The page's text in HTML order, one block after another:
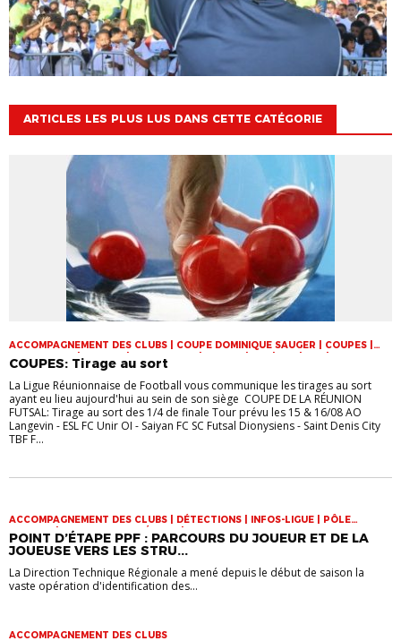
ARTICLES LES PLUS LUS DANS CETTE CATÉGORIE
ACCOMPAGNEMENT DES CLUBS | COUPE DOMINIQUE SAUGER | COUPES |
FOOT LOISIR | FUTSAL | INFOS-LIGUE | JEUNES | U14 | U15 | U17 | VIE DES
CLUBS
COUPES: Tirage au sort
La Ligue Réunionnaise de Football vous communique les tirages au sort
ayant eu lieu aujourd'hui au sein de son siège COUPE DE LA RÉUNION
FUTSAL: Tirage au sort des 1/4 de finale Tour prévu les 15 & 16/08 AO
Langevin - ESL FC Unir OI - Saiyan FC SC Futsal Dionysiens - Saint Denis City
TBF F...
ACCOMPAGNEMENT DES CLUBS | DÉTECTIONS | INFOS-LIGUE | PÔLE
ESPOIRS | SPORT-ETUDE FÉMININ | VIE DES CLUBS
POINT D’ÉTAPE PPF : PARCOURS DU JOUEUR ET DE LA
JOUEUSE VERS LES STRU...
La Direction Technique Régionale a mené depuis le début de saison la
vaste opération d'identification des...
ACCOMPAGNEMENT DES CLUBS